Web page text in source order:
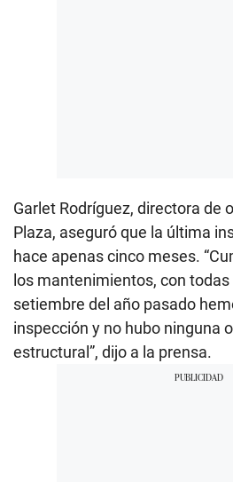
Garlet Rodríguez, directora de
Plaza, aseguró que la última
hace apenas cinco meses.
los mantenimientos, con
setiembre del año pasado
inspección y no hubo ninguna
estructural”, dijo a la prensa.